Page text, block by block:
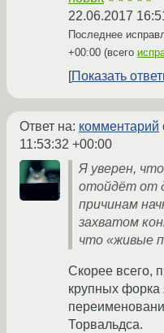
22.06.2017
Последнее
+00:00 (всего
Показать
Ответ на: комментарий
11:53:32 +00:00
Я уверен,
отойдёт от
причинам
захватом
что «живые
Скорее всего,
крупных
Торвальдса.